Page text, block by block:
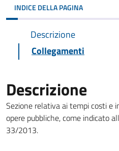
INDICE DELLA PAGINA
Descrizione
Collegamenti
Descrizione
Sezione relativa ai tempi costi e
opere pubbliche, come indicato
33/2013.